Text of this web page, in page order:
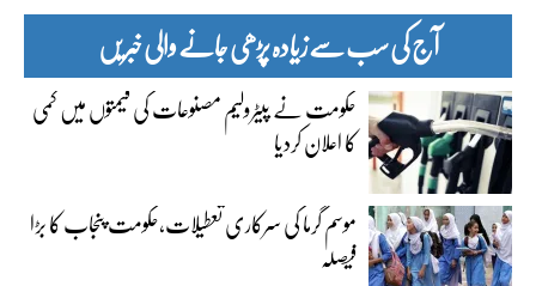
آج کی سب سے زیادہ پڑھی جانے والی خبریں
حکومت نے پیٹرولیم مصنوعات کی قیمتوں میں کمی
کا اعلان کردیا
موسم گرما کی سرکاری تعطیلات،حکومت پنجاب کا بڑا
فیصلہ